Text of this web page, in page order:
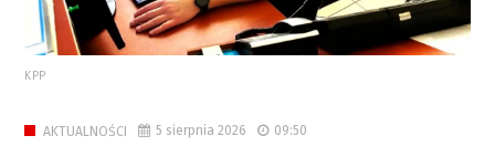
KPP
AKTUALNOŚCI 5 sierpnia 2026 09:50